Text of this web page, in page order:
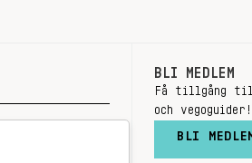
BLI MEDLEM
Få tillgång
och vegoguider!
BLI